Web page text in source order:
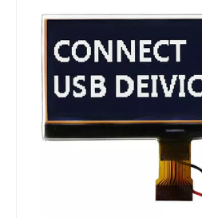
技术支持
联系我们